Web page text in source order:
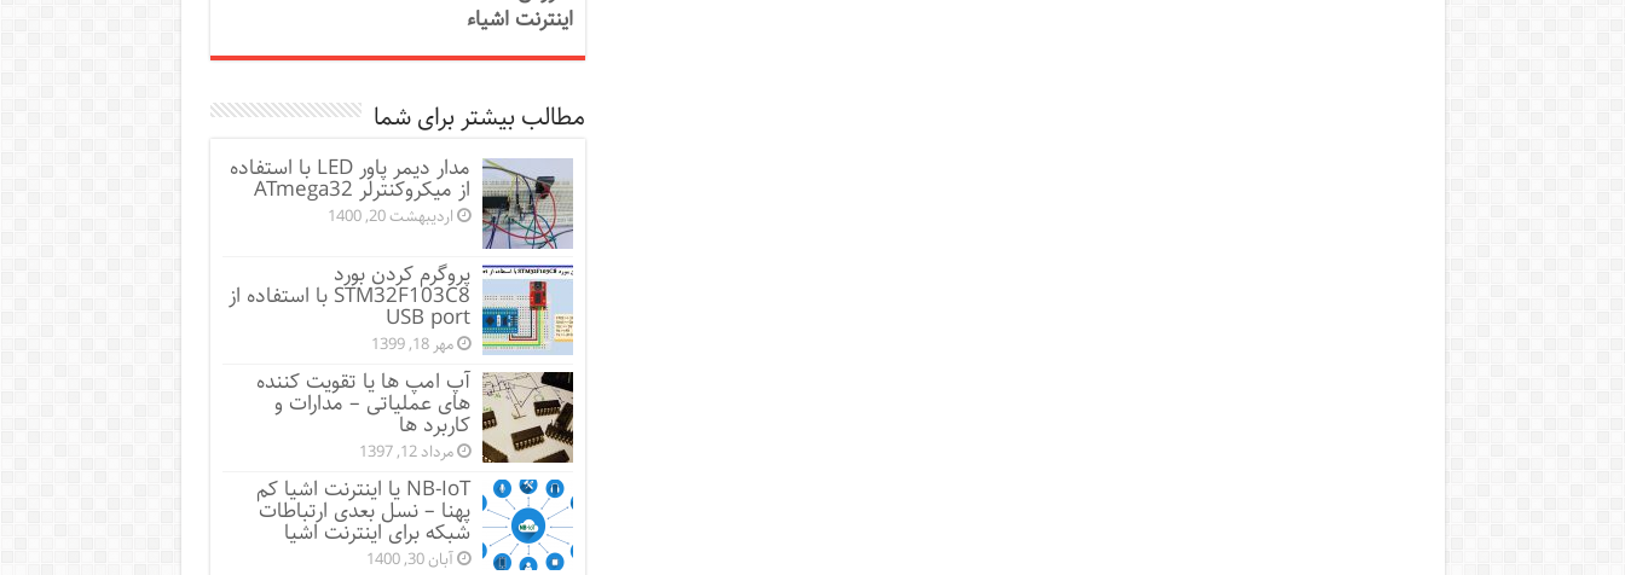
اینترنت اشیاء
مطالب بیشتر برای شما
مدار دیمر پاور LED با استفاده
از میکروکنترلر ATmega32
اردیبهشت 20, 1400
پروگرم کردن بورد
STM32F103C8 با استفاده از
USB port
مهر 18, 1399
آپ امپ ها یا تقویت کننده
های عملیاتی – مدارات و
کاربرد ها
مرداد 12, 1397
NB-IoT یا اینترنت اشیا کم
پهنا – نسل بعدی ارتباطات
شبکه برای اینترنت اشیا
آبان 30, 1400